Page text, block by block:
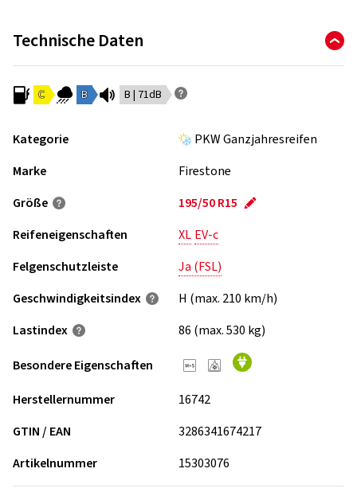
Technische Daten
C B B | 71dB
Kategorie
PKW Ganzjahresreifen
Marke
Firestone
Größe
195/50 R15
Reifeneigenschaften
XL EV-c
Felgenschutzleiste
Ja (FSL)
Geschwindigkeits­index
H (max. 210 km/h)
Lastindex
86 (max. 530 kg)
Besondere Eigenschaften
Herstellernummer
16742
GTIN / EAN
3286341674217
Artikelnummer
15303076